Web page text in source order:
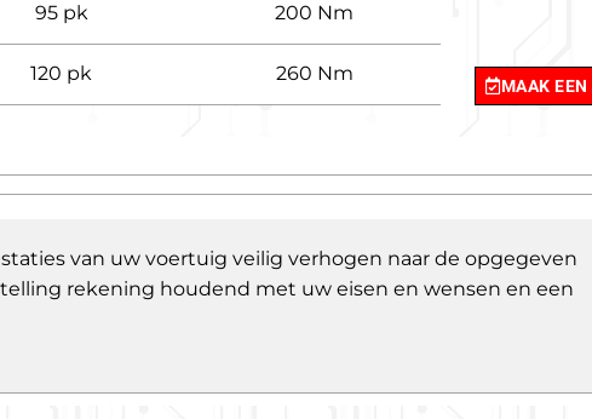
95 pk 200 Nm
120 pk 260 Nm
MAAK
van uw voertuig veilig verhogen naar de opgegeven
rekening houdend met uw eisen en wensen en een